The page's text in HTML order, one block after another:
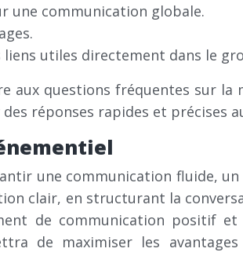
une communication globale.
utiles directement dans le
aux questions fréquentes sur la
réponses rapides et précises
une communication fluide,
clair, en structurant la
de communication positif
de maximiser les